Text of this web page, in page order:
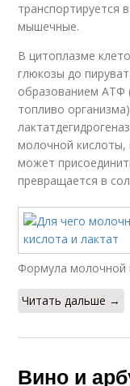
транспортируется
мышечные.
В цитоплазме
глюкозы до
образованием АТФ
топливо
молочной кислоты,
может
превращается в
Формула молочной
Читать дальше →
Вино и